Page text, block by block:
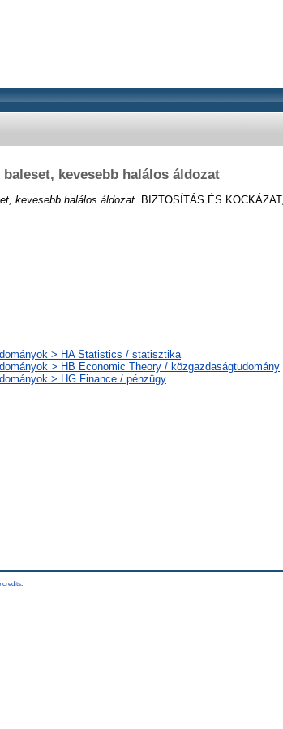
kevesebb halálos áldozat
kevesebb halálos áldozat. BIZTOSÍTÁS ÉS KOCKÁZAT,
> HA Statistics / statisztika
> HB Economic Theory / közgazdaságtudomány
> HG Finance / pénzügy
credits